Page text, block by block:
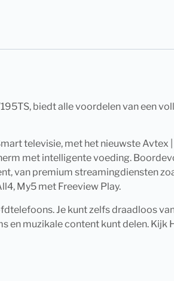
biedt alle voordelen van een
televisie, met het nieuwste
met intelligente voeding.
van premium streamingdiensten
My5 met Freeview Play.
Je kunt zelfs draadloos
en muzikale content kunt delen.